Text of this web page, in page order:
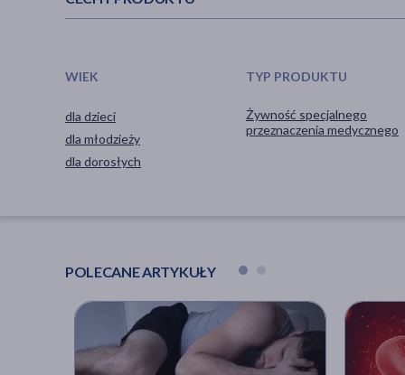
WIEK
dla dzieci
dla młodzieży
dla dorosłych
TYP PRODUKTU
Żywność specjalnego
przeznaczenia medycznego
POLECANE ARTYKUŁY